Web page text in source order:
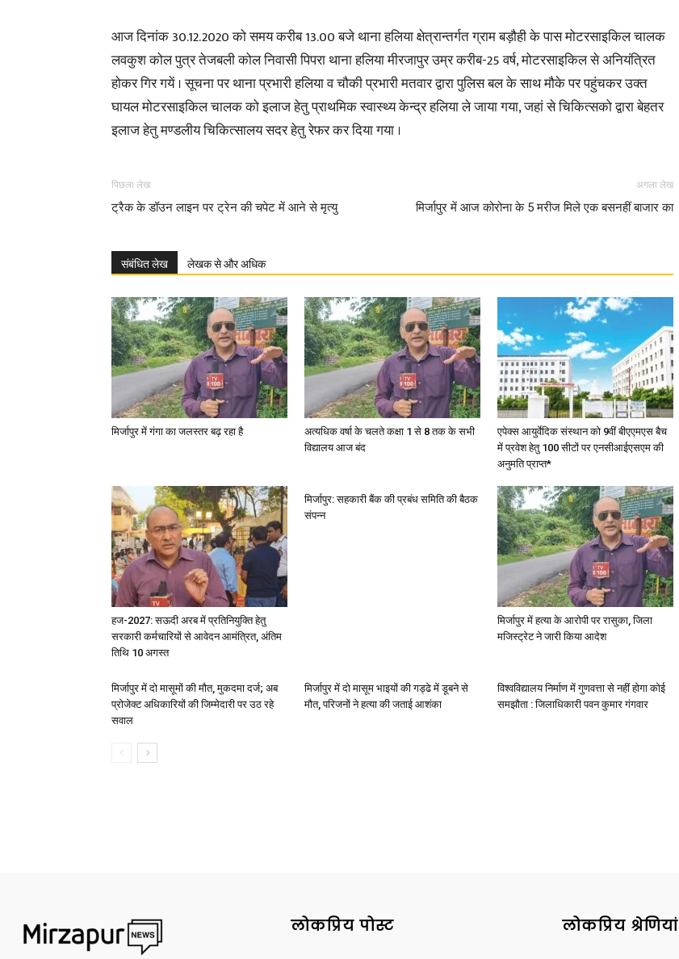
News,
Latest
News
in
Hindi,
Today
Paper
आज दिनांक 30.12.2020 को समय करीब 13.00 बजे थाना हलिया क्षेत्रान्तर्गत ग्राम बड़ौही के पास मोटरसाइकिल चालक
लवकुश कोल पुत्र तेजबली कोल निवासी पिपरा थाना हलिया मीरजापुर उम्र करीब-25 वर्ष, मोटरसाइकिल से अनियंत्रित
होकर गिर गयें । सूचना पर थाना प्रभारी हलिया व चौकी प्रभारी मतवार द्वारा पुलिस बल के साथ मौके पर पहुंचकर उक्त
घायल मोटरसाइकिल चालक को इलाज हेतु प्राथमिक स्वास्थ्य केन्द्र हलिया ले जाया गया, जहां से चिकित्सको द्वारा बेहतर
इलाज हेतु मण्डलीय चिकित्सालय सदर हेतु रेफर कर दिया गया ।
पिछला लेख
ट्रैक के डॉउन लाइन पर ट्रेन की चपेट में आने से मृत्यु
अगला लेख
मिर्जापुर में आज कोरोना के 5 मरीज मिले एक बसनहीं बाजार का
संबंधित लेख लेखक से और अधिक
मिर्जापुर में गंगा का जलस्तर बढ़ रहा है
अत्यधिक वर्षा के चलते कक्षा 1 से 8 तक के सभी
विद्यालय आज बंद
एपेक्स आयुर्वेदिक संस्थान को 9वीं बीएएमएस बैच
में प्रवेश हेतु 100 सीटों पर एनसीआईएसएम की
अनुमति प्राप्त*
हज-2027: सऊदी अरब में प्रतिनियुक्ति हेतु
सरकारी कर्मचारियों से आवेदन आमंत्रित, अंतिम
तिथि 10 अगस्त
मिर्जापुर: सहकारी बैंक की प्रबंध समिति की बैठक
संपन्न
मिर्जापुर में हत्या के आरोपी पर रासुका, जिला
मजिस्ट्रेट ने जारी किया आदेश
मिर्जापुर में दो मासूमों की मौत, मुकदमा दर्ज; अब
प्रोजेक्ट अधिकारियों की जिम्मेदारी पर उठ रहे
सवाल
मिर्जापुर में दो मासूम भाइयों की गड्ढे में डूबने से
मौत, परिजनों ने हत्या की जताई आशंका
विश्वविद्यालय निर्माण में गुणवत्ता से नहीं होगा कोई
समझौता : जिलाधिकारी पवन कुमार गंगवार
लोकप्रिय पोस्ट लोकप्रिय श्रेणियां